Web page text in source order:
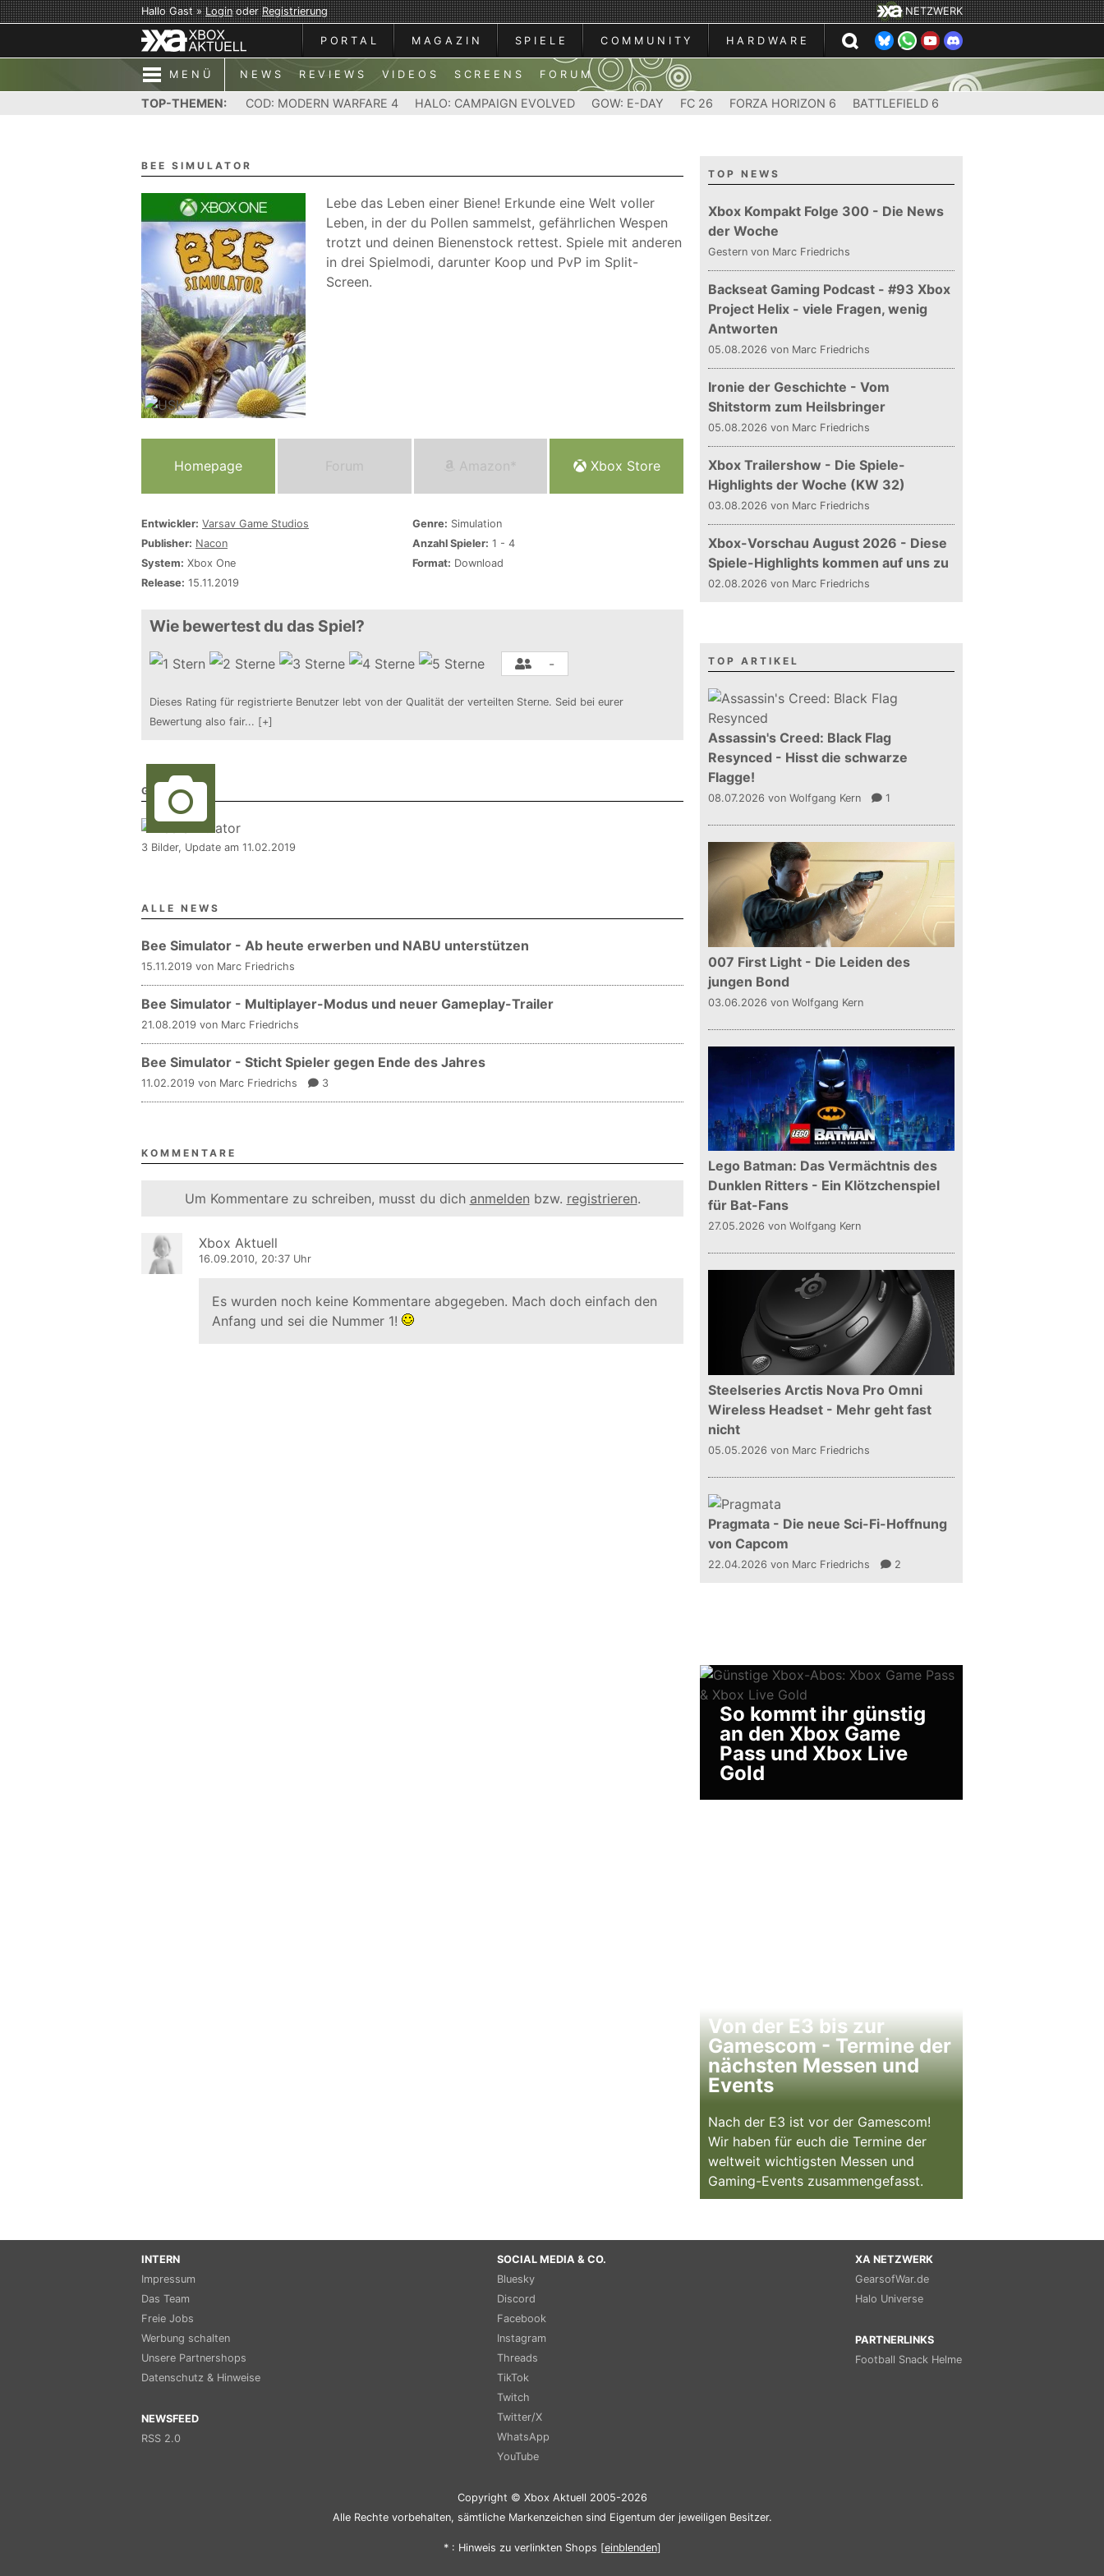
Hallo Gast »LoginoderRegistrierung NETZWERK
PORTAL MAGAZIN SPIELE COMMUNITY HARDWARE
MENÜ NEWS REVIEWS VIDEOS SCREENS FORUM
TOP-THEMEN: COD: MODERN WARFARE 4 HALO: CAMPAIGN EVOLVED GOW: E-DAY FC 26 FORZA HORIZON 6 BATTLEFIELD 6
BEE SIMULATOR
Lebe das Leben einer Biene! Erkunde eine Welt voller
Leben, in der du Pollen sammelst, gefährlichen Wespen
trotzt und deinen Bienenstock rettest. Spiele mit anderen
in drei Spielmodi, darunter Koop und PvP im Split-
Screen.
Homepage Forum Amazon* Xbox Store
Entwickler: Varsav Game Studios
Publisher: Nacon
System: Xbox One
Genre: Simulation
Anzahl Spieler: 1 - 4
Format: Download
Release: 15.11.2019
Wie bewertest du das Spiel?
-
Dieses Rating für registrierte Benutzer lebt von der Qualität der verteilten Sterne. Seid bei eurer
Bewertung also fair... [+]
GALERIE
3 Bilder, Update am 11.02.2019
ALLE NEWS
Bee Simulator - Ab heute erwerben und NABU unterstützen
15.11.2019 von Marc Friedrichs
Bee Simulator - Multiplayer-Modus und neuer Gameplay-Trailer
21.08.2019 von Marc Friedrichs
Bee Simulator - Sticht Spieler gegen Ende des Jahres
11.02.2019 von Marc Friedrichs 3
KOMMENTARE
Um Kommentare zu schreiben, musst du dich anmelden bzw. registrieren.
Xbox Aktuell
16.09.2010, 20:37 Uhr
Es wurden noch keine Kommentare abgegeben. Mach doch einfach den
Anfang und sei die Nummer 1!
TOP NEWS
Xbox Kompakt Folge 300 - Die News
der Woche
Gestern von Marc Friedrichs
Backseat Gaming Podcast - #93 Xbox
Project Helix - viele Fragen, wenig
Antworten
05.08.2026 von Marc Friedrichs
Ironie der Geschichte - Vom
Shitstorm zum Heilsbringer
05.08.2026 von Marc Friedrichs
Xbox Trailershow - Die Spiele-
Highlights der Woche (KW 32)
03.08.2026 von Marc Friedrichs
Xbox-Vorschau August 2026 - Diese
Spiele-Highlights kommen auf uns zu
02.08.2026 von Marc Friedrichs
TOP ARTIKEL
Assassin's Creed: Black Flag
Resynced - Hisst die schwarze
Flagge!
08.07.2026 von Wolfgang Kern 1
007 First Light - Die Leiden des
jungen Bond
03.06.2026 von Wolfgang Kern
Lego Batman: Das Vermächtnis des
Dunklen Ritters - Ein Klötzchenspiel
für Bat-Fans
27.05.2026 von Wolfgang Kern
Steelseries Arctis Nova Pro Omni
Wireless Headset - Mehr geht fast
nicht
05.05.2026 von Marc Friedrichs
Pragmata - Die neue Sci-Fi-Hoffnung
von Capcom
22.04.2026 von Marc Friedrichs 2
So kommt ihr günstig
an den Xbox Game
Pass und Xbox Live
Gold
Von der E3 bis zur
Gamescom - Termine der
nächsten Messen und
Events
Nach der E3 ist vor der Gamescom!
Wir haben für euch die Termine der
weltweit wichtigsten Messen und
Gaming-Events zusammengefasst.
INTERN
Impressum
Das Team
Freie Jobs
Werbung schalten
Unsere Partnershops
Datenschutz & Hinweise
NEWSFEED
RSS 2.0
SOCIAL MEDIA & CO.
Bluesky
Discord
Facebook
Instagram
Threads
TikTok
Twitch
Twitter/X
WhatsApp
YouTube
XA NETZWERK
GearsofWar.de
Halo Universe
PARTNERLINKS
Football Snack Helme
Copyright © Xbox Aktuell 2005-2026
Alle Rechte vorbehalten, sämtliche Markenzeichen sind Eigentum der jeweiligen Besitzer.
* : Hinweis zu verlinkten Shops [einblenden]